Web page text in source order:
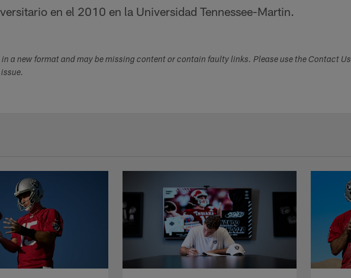
en el 2010 en la Universidad Tennessee-Martin.
a new format and may be missing content or contain faulty links. Please use the Contact Us